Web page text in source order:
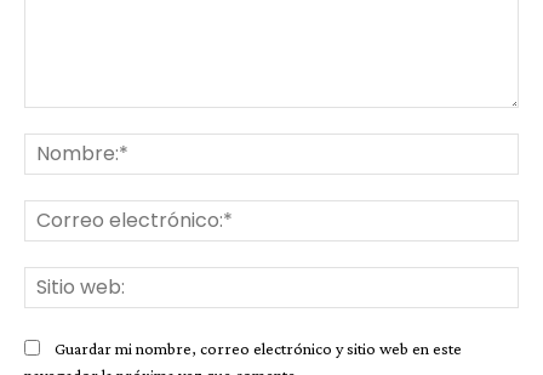
Guardar mi nombre, correo electrónico y sitio web en este